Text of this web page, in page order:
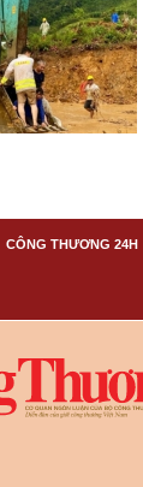
CÔNG THƯƠNG 24H